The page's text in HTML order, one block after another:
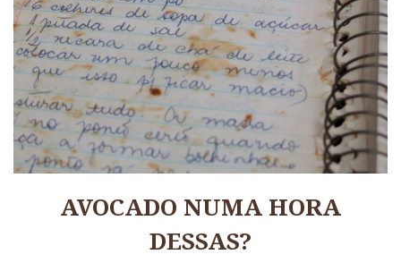
AVOCADO NUMA HORA
DESSAS?